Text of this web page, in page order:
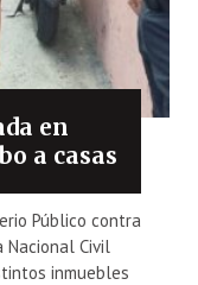
en
a casas
Público contra
Nacional Civil
inmuebles